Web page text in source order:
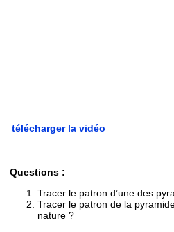
télécharger la vidéo
Questions :
Tracer le patron d’une des
Tracer le patron de la
nature ?